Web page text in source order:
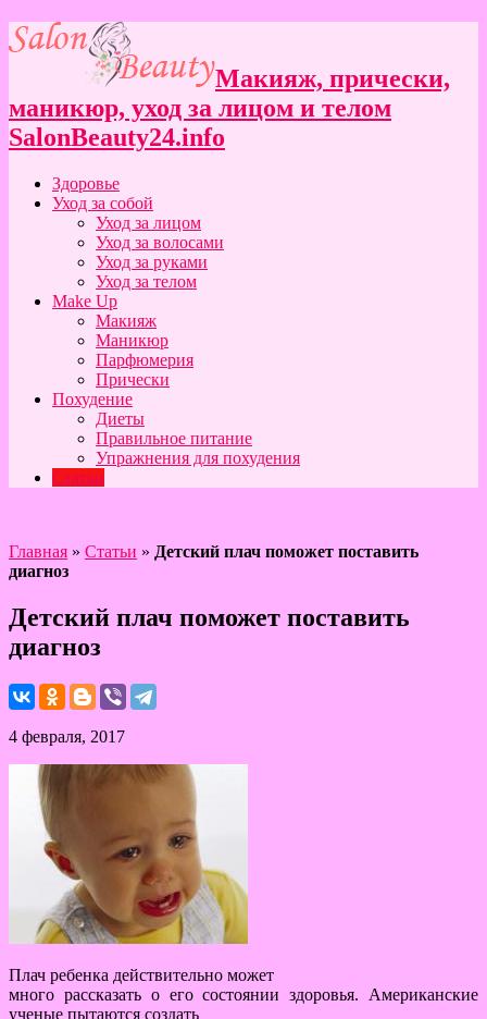
Макияж, прически,
маникюр, уход за лицом и телом
SalonBeauty24.info
Здоровье
Уход за собой
Уход за лицом
Уход за волосами
Уход за руками
Уход за телом
Make Up
Макияж
Маникюр
Парфюмерия
Прически
Похудение
Диеты
Правильное питание
Упражнения для похудения
Статьи
Главная » Статьи » Детский плач поможет поставить
диагноз
Детский плач поможет поставить
диагноз
4 февраля, 2017
Плач ребенка действительно может
много рассказать о его состоянии здоровья. Американские
ученые пытаются создать